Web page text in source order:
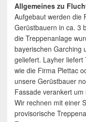
Allgemeines zu
Aufgebaut werden die
Gerüstbauern in ca. 3
die Treppenanlage
bayerischen Garching
geliefert. Layher
wie die Firma Plettac
unsere Gerüstbauer
Fassade verankert
Wir rechnen mit einer
provisorische